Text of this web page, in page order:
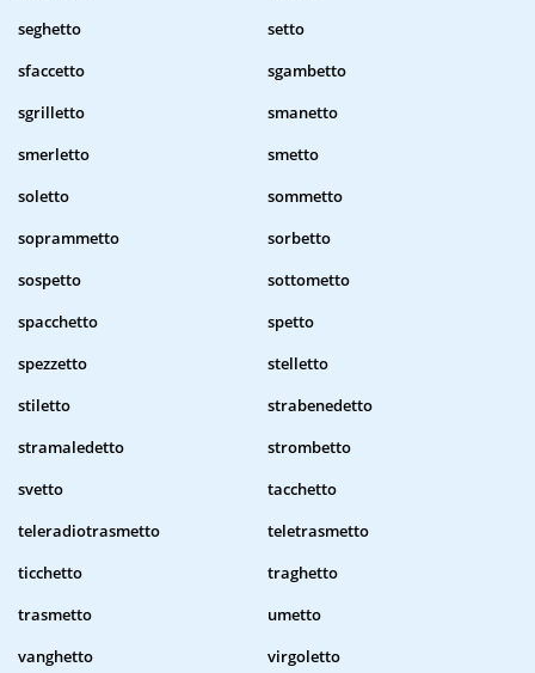
seghetto
setto
sfaccetto
sgambetto
sgrilletto
smanetto
smerletto
smetto
soletto
sommetto
soprammetto
sorbetto
sospetto
sottometto
spacchetto
spetto
spezzetto
stelletto
stiletto
strabenedetto
stramaledetto
strombetto
svetto
tacchetto
teleradiotrasmetto
teletrasmetto
ticchetto
traghetto
trasmetto
umetto
vanghetto
virgoletto